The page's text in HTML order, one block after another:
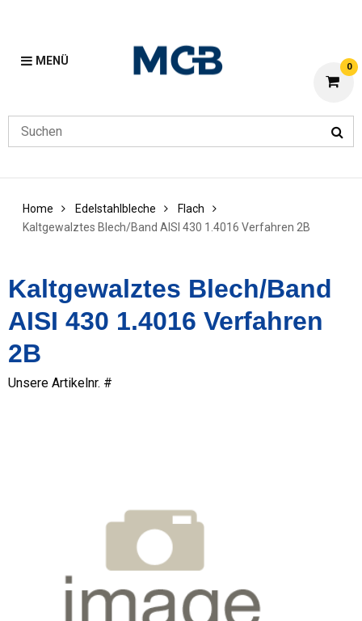
MENÜ 0
Home Edelstahlbleche
Flach
Kaltgewalztes Blech/Band AISI 430 1.4016 Verfahren 2B
Kaltgewalztes Blech/Band
AISI 430 1.4016 Verfahren
2B
Unsere Artikelnr. #